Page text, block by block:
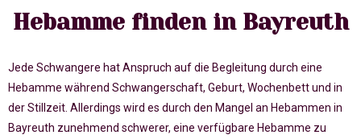
Hebamme finden in Bayreuth
Jede Schwangere hat Anspruch auf die Begleitung durch eine
Hebamme während Schwangerschaft, Geburt, Wochenbett und in
der Stillzeit. Allerdings wird es durch den Mangel an Hebammen in
Bayreuth zunehmend schwerer, eine verfügbare Hebamme zu